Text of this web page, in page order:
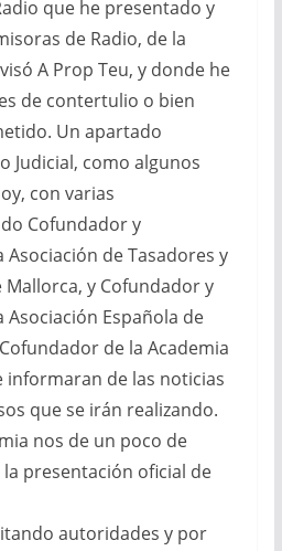
que he presentado y
de Radio, de la
A Prop Teu, y donde he
de contertulio o bien
Un apartado
Judicial, como algunos
con varias
Cofundador y
de Tasadores y
Mallorca, y Cofundador y
Española de
de la Academia
informaran de las noticias
que se irán realizando.
nos de un poco de
presentación oficial de
autoridades y por